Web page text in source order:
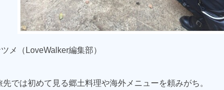
メ（LoveWalker編集部）
先では初めて見る郷土料理や海外メニューを頼みがち。